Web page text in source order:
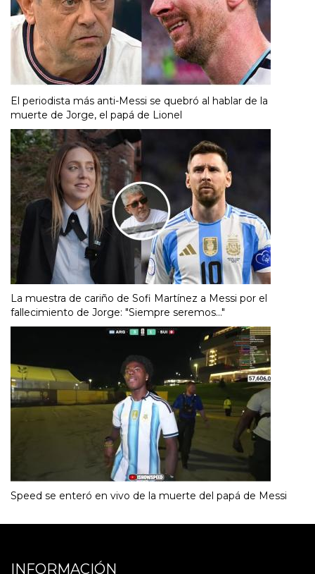
El periodista más anti-Messi se quebró al hablar de la
muerte de Jorge, el papá de Lionel
La muestra de cariño de Sofi Martínez a Messi por el
fallecimiento de Jorge: "Siempre seremos..."
Speed se enteró en vivo de la muerte del papá de Messi
INFORMACIÓN